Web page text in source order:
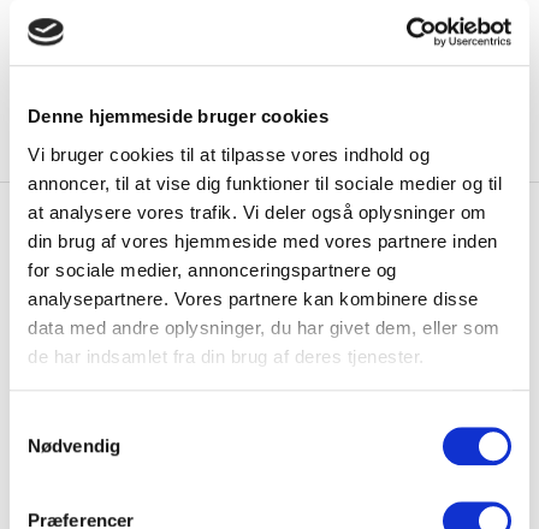
Denne hjemmeside bruger cookies
Vi bruger cookies til at tilpasse vores indhold og
annoncer, til at vise dig funktioner til sociale medier og til
at analysere vores trafik. Vi deler også oplysninger om
din brug af vores hjemmeside med vores partnere inden
for sociale medier, annonceringspartnere og
analysepartnere. Vores partnere kan kombinere disse
data med andre oplysninger, du har givet dem, eller som
de har indsamlet fra din brug af deres tjenester.
Nødvendig
Præferencer
kilo, uanset om de er monteret på ben eller væg.